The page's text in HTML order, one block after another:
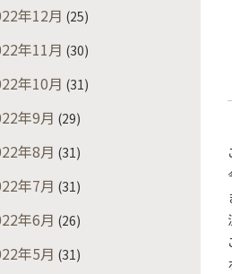
年12月 (25)
年11月 (30)
年10月 (31)
年9月 (29)
年8月 (31)
年7月 (31)
年6月 (26)
年5月 (31)